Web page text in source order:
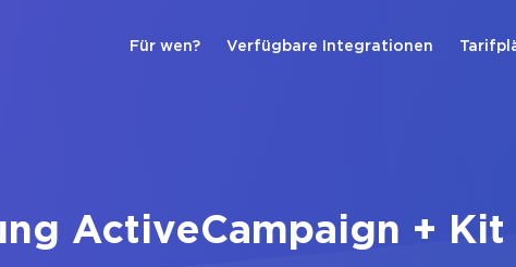
Für wen? Verfügbare Integrationen
ActiveCampaign +